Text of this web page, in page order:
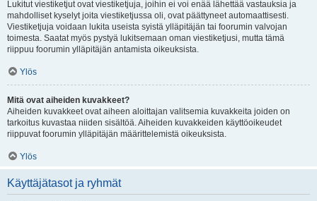
Lukitut viestiketjut ovat viestiketjuja, joihin ei voi enää lähettää vastauksia ja
mahdolliset kyselyt joita viestiketjussa oli, ovat päättyneet automaattisesti.
Viestiketjuja voidaan lukita useista syistä ylläpitäjän tai foorumin valvojan
toimesta. Saatat myös pystyä lukitsemaan oman viestiketjusi, mutta tämä
riippuu foorumin ylläpitäjän antamista oikeuksista.
Ylös
Mitä ovat aiheiden kuvakkeet?
Aiheiden kuvakkeet ovat aiheen aloittajan valitsemia kuvakkeita joiden on
tarkoitus kuvastaa niiden sisältöä. Aiheiden kuvakkeiden käyttöoikeudet
riippuvat foorumin ylläpitäjän määrittelemistä oikeuksista.
Ylös
Käyttäjätasot ja ryhmät